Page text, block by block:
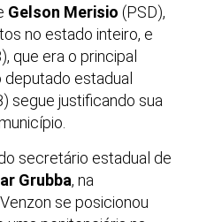
Gelson Merisio (PSD),
no estado inteiro, e
que era o principal
estadual
segue justificando sua
secretário estadual de
Grubba, na
se posicionou